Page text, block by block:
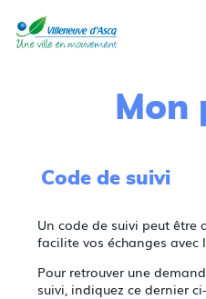
Mes démarches en ligne
Mon
Code de suivi
Un code de suivi peut être
facilite vos échanges avec
Pour retrouver une
suivi, indiquez ce dernier